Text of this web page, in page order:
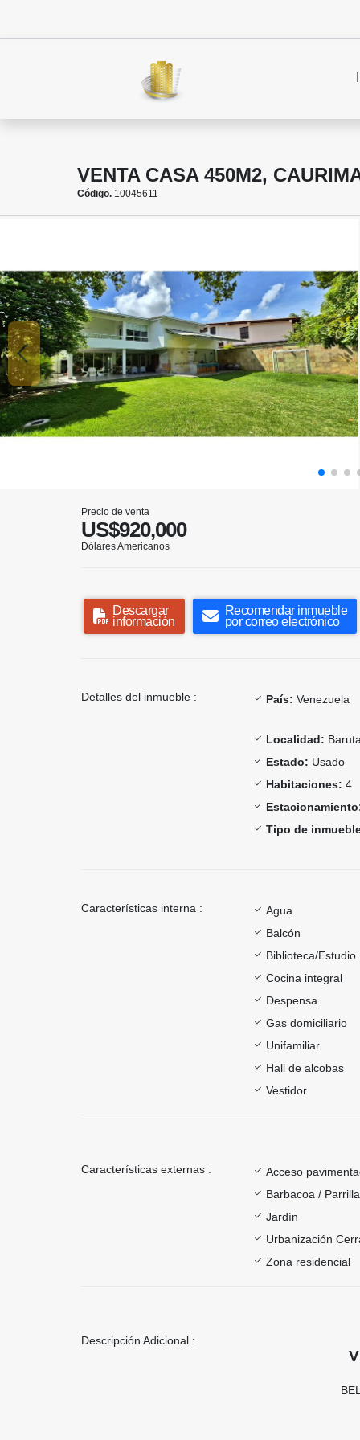
VENTA CASA 450M2,
Código. 10045611
Precio de venta
US$920,000
Dólares Americanos
Descargar
información
Recomendar inmueble
por correo electrónico
Detalles del inmueble : País: Venezuela
Localidad:
Estado: Usado
Habitaciones: 4
Tipo de
Características interna :
Agua
Balcón
Biblioteca/Estudio
Cocina integral
Despensa
Gas domiciliario
Unifamiliar
Hall de alcobas
Vestidor
Características externas :
Acceso
Barbacoa /
Jardín
Urbanización
Zona residencial
Descripción Adicional :